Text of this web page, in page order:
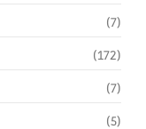
(7)
(172)
(7)
(5)